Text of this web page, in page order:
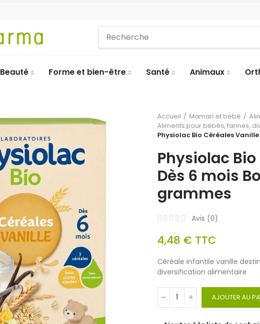
Beauté Forme et bien-être Santé Animaux
Accueil Maman et bébé
Aliments pour bébés, farines,
Physiolac Bio Céréales
Physiolac
Dès 6 mois
grammes
Avis (0)
4,48 € TTC
Céréale infantile vanille
diversification alimentaire
AJOUTER AU